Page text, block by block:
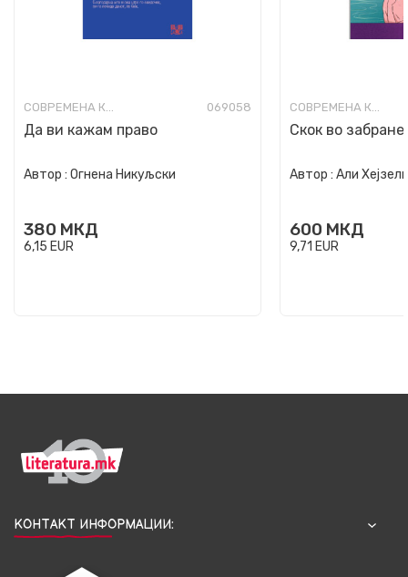
СОВРЕМЕНА КНИЖЕВНОСТ 069058
Да ви кажам право
Автор : Огнена Никуљски
380 МКД
6,15 EUR
СОВРЕМЕНА КНИЖЕВНОСТ
Скок во
Автор : Али
600 МКД
9,71 EUR
КОНТАКТ ИНФОРМАЦИИ: